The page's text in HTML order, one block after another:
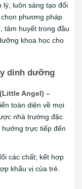
lý, luôn sáng tạo đổi
phương pháp
tâm huyết trong đầu
khoa học cho
dinh dưỡng
Angel) –
toàn diện về mọi
nhà trường đặc
hưởng trực tiếp đến
các chất; kết hợp
khẩu vị của trẻ.